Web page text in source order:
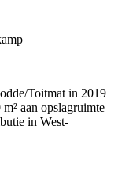
Toitmat in 2019
aan opslagruimte
in West-